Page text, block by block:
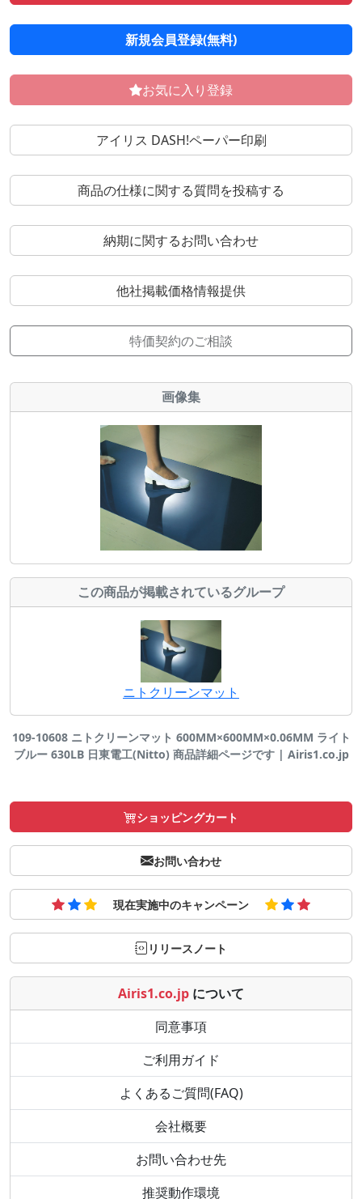
新規会員登録(無料)
お気に入り登録
アイリス DASH!ペーパー印刷
商品の仕様に関する質問を投稿する
納期に関するお問い合わせ
他社掲載価格情報提供
特価契約のご相談
画像集
この商品が掲載されているグループ
ニトクリーンマット
109-10608 ニトクリーンマット 600MM×600MM×0.06MM ライト
ブルー 630LB 日東電工(Nitto) 商品詳細ページです | Airis1.co.jp
ショッピングカート
お問い合わせ
現在実施中のキャンペーン
リリースノート
Airis1.co.jp について
同意事項
ご利用ガイド
よくあるご質問(FAQ)
会社概要
お問い合わせ先
推奨動作環境